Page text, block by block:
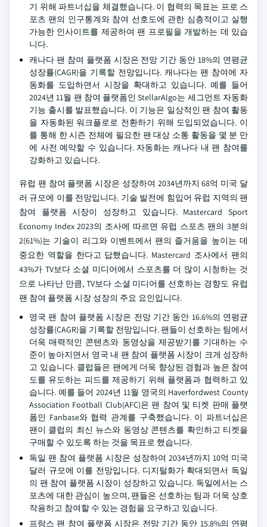
기 위해 파트너십을 체결했습니다. 이 협력의 목표는 프로 스
포츠 팬의 인구통계와 참여 선호도에 관한 심층적이고 실행
가능한 인사이트를 제공하여 팬 프로필을 개발하는 데 있습
니다.
캐나다 팬 참여 플랫폼 시장은 전망 기간 동안 18%의 연평균
성장률(CAGR)을 기록할 전망입니다. 캐나다는 팬 참여에 자
동화를 도입하면서 시장을 확대하고 있습니다. 예를 들어
2024년 11월 팬 참여 플랫폼인 StellarAlgo는 세그먼트 자동화
기능 출시를 발표했습니다. 이 기능은 일상적인 팬 참여 활동
을 자동화된 워크플로로 전환하기 위해 도입되었습니다. 이
를 통해 한 시즌 전체에 필요한 팬 대상 소통 활동을 몇 분 만
에 사전 예약할 수 있습니다. 자동화는 캐나다 내 팬 참여를
강화하고 있습니다.
유럽 팬 참여 플랫폼 시장은 성장하여 2034년까지 68억 미국 달
러 규모에 이를 전망입니다. 기술 발전에 힘입어 유럽 지역의 팬
참여 플랫폼 시장이 성장하고 있습니다. Mastercard Sport
Economy Index 2023의 조사에 따르면 유럽 스포츠 팬의 3분의
2(61%)는 기술이 리그와 이벤트에서 팬의 즐거움을 높이는 데
중요한 역할을 한다고 답했습니다. Mastercard 조사에서 팬의
43%가 TV보다 소셜 미디어에서 스포츠를 더 많이 시청하는 것
으로 나타난 만큼, TV보다 소셜 미디어를 선호하는 경향도 유럽
팬 참여 플랫폼 시장 성장의 주요 요인입니다.
영국 팬 참여 플랫폼 시장은 전망 기간 동안 16.6%의 연평균
성장률(CAGR)을 기록할 전망입니다. 팬들이 선호하는 팀에서
더욱 매력적인 콘텐츠와 동영상을 제공받기를 기대하는 수
준이 높아지면서 영국 내 팬 참여 플랫폼 시장이 크게 성장하
고 있습니다. 클럽들은 팬에게 더욱 향상된 경험과 높은 참여
도를 유도하는 피드를 제공하기 위해 플랫폼과 협력하고 있
습니다. 예를 들어 2024년 11월 영국의 Haverfordwest County
Association Football Club(AFC)은 팬 참여 및 티켓 판매 플랫
폼인 Fanbase와 협력 관계를 구축했습니다. 이 파트너십은
팬이 클럽의 최신 뉴스와 동영상 콘텐츠를 확인하고 티켓을
구매할 수 있도록 하는 것을 목표로 했습니다.
독일 팬 참여 플랫폼 시장은 성장하여 2034년까지 10억 미국
달러 규모에 이를 전망입니다. 디지털화가 확대되면서 독일
의 팬 참여 플랫폼 시장이 성장하고 있습니다. 독일에서는 스
포츠에 대한 관심이 높으며, 팬들은 선호하는 팀과 더욱 상호
작용하고 참여할 수 있는 경험을 요구하고 있습니다.
프랑스 팬 참여 플랫폼 시장은 전망 기간 동안 15.8%의 연평